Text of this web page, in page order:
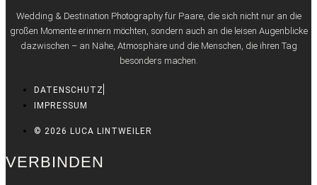
Wedding & Destination Photography für Paare, die sich nicht nur an die
großen Momente erinnern möchten, sondern auch an die leisen Augenblicke
dazwischen – an Nähe, Atmosphäre und die Menschen, die ihren Tag
besonders machen.
DATENSCHUTZ
IMPRESSUM
© 2026 LUCA LINTWEILER
VERBINDEN